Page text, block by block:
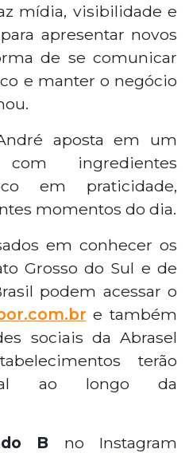
mídia, visibilidade e
apresentar novos
de se comunicar
e manter o negócio
aposta em um
ingredientes
em praticidade,
momentos do dia.
em conhecer os
Grosso do Sul e de
podem acessar o
e também
sociais da Abrasel
terão
ao longo da
B no Instagram